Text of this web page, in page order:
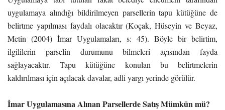
uygulamaya alındığı bildirilmeyen parsellerin tapu kütüğüne de
belirtme yapılması faydalı olacaktır (Koçak, Hüseyin ve Beyaz,
Metin (2004) İmar Uygulamaları, s: 45). Böyle bir belirtim,
ilgililerin parselin durumunu bilmeleri açısından fayda
sağlayacaktır.Tapu kütüğüne konulan bu belirtmelerin
kaldırılması için açılacak davalar, adli yargı yerinde görülür.
İmar Uygulamasına Alınan Parsellerde Satış Mümkün mü?